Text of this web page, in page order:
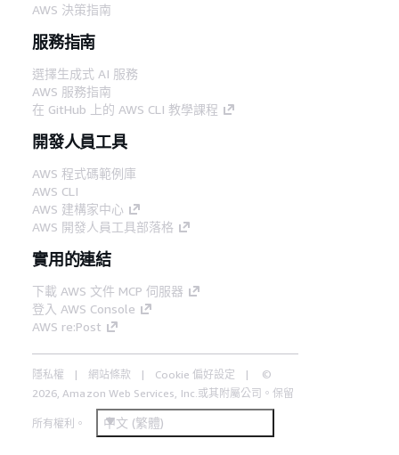
AWS 決策指南
服務指南
選擇生成式 AI 服務
AWS 服務指南
在 GitHub 上的 AWS CLI 教學課程
開發人員工具
AWS 程式碼範例庫
AWS CLI
AWS 建構家中心
AWS 開發人員工具部落格
實用的連結
下載 AWS 文件 MCP 伺服器
登入 AWS Console
AWS re:Post
隱私權 網站條款 Cookie 偏好設定
©
2026, Amazon Web Services, Inc.或其附屬公司。保留
所有權利。 中文 (繁體)